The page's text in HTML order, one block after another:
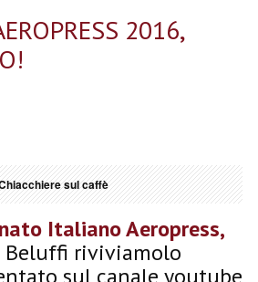
2016,
sul caffè
Italiano Aeropress,
riviviamolo
sul canale youtube